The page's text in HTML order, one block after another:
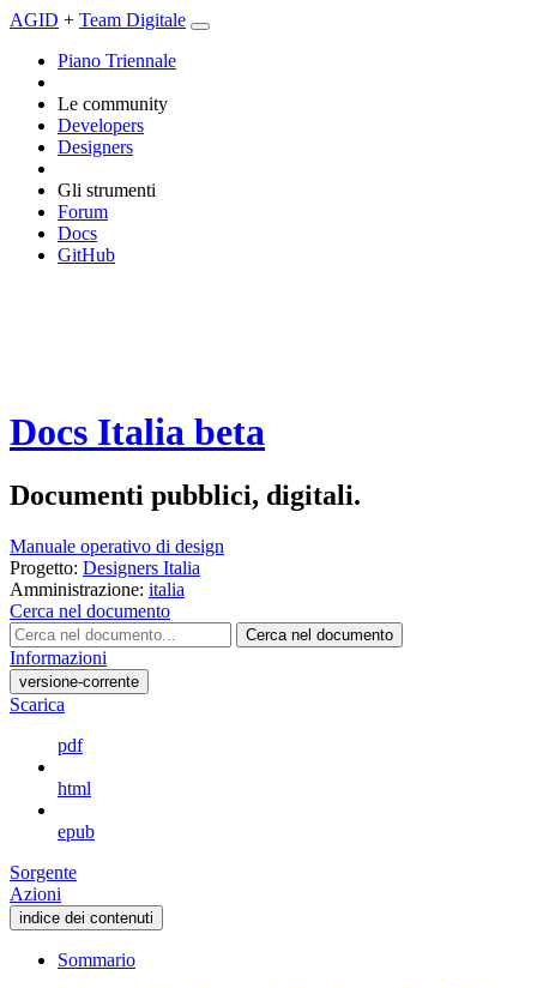
AGID + Team Digitale
Piano Triennale
Le community
Developers
Designers
Gli strumenti
Forum
Docs
GitHub
Docs Italia beta
Documenti pubblici, digitali.
Manuale operativo di design
Progetto: Designers Italia
Amministrazione: italia
Cerca nel documento
Cerca nel documento
Informazioni
versione-corrente
Scarica
pdf
html
epub
Sorgente
Azioni
indice dei contenuti
Sommario